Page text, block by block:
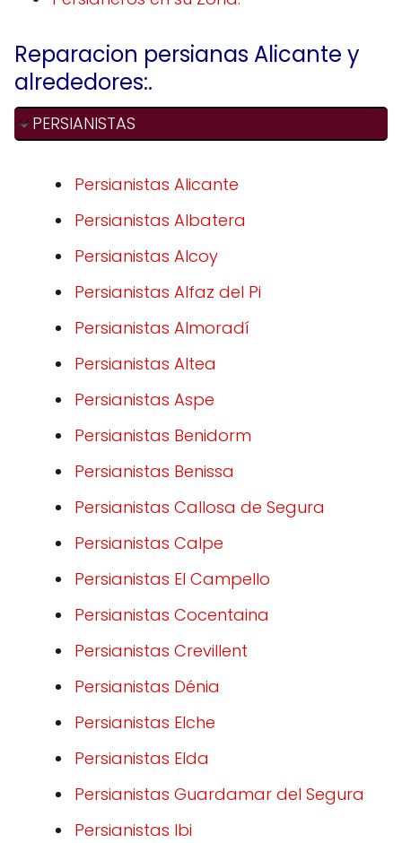
Reparacion persianas Alicante y
alrededores:.
PERSIANISTAS
Persianistas Alicante
Persianistas Albatera
Persianistas Alcoy
Persianistas Alfaz del Pi
Persianistas Almoradí
Persianistas Altea
Persianistas Aspe
Persianistas Benidorm
Persianistas Benissa
Persianistas Callosa de Segura
Persianistas Calpe
Persianistas El Campello
Persianistas Cocentaina
Persianistas Crevillent
Persianistas Dénia
Persianistas Elche
Persianistas Elda
Persianistas Guardamar del Segura
Persianistas Ibi